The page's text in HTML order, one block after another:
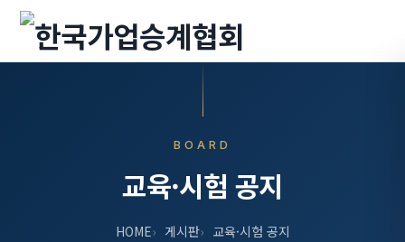
BOARD
교육·시험 공지
HOME 게시판
교육·시험 공지